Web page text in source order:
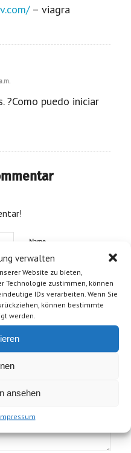
verwalten
Website zu bieten,
Technologie zustimmen, können
IDs verarbeiten. Wenn Sie
können bestimmte
werden.
ansehen
– viagra
?Como puedo iniciar
Name
E-Mail-Adresse
Website